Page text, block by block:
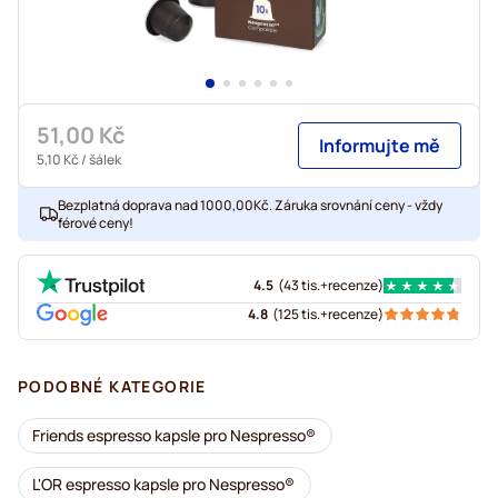
51,00 Kč
5,10 Kč / šálek
Informujte mě
Bezplatná doprava nad 1000,00Kč. Záruka srovnání ceny - vždy
férové ceny!
4.5 (43 tis.+recenze)
4.8 (125 tis.+recenze)
PODOBNÉ KATEGORIE
Friends espresso kapsle pro Nespresso®
L'OR espresso kapsle pro Nespresso®